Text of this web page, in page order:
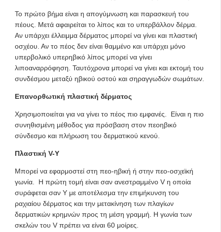
Το πρώτο βήμα είναι η απογύμνωση και παρασκευή του
πέους. Μετά αφαιρείται το λίπος και το υπερβάλλον δέρμα.
Αν υπάρχει έλλειμμα δέρματος μπορεί να γίνει και πλαστική
οσχέου. Αν το πέος δεν είναι θαμμένο και υπάρχει μόνο
υπερβολικό υπερηβικό λίπος μπορεί να γίνει
λιποαναρρόφηση. Ταυτόχρονα μπορεί να γίνει και εκτομή του
συνδέσμου μεταξύ ηβικού οστού και σηραγγωδών σωμάτων.
Επανορθωτική πλαστική δέρματος
Χρησιμοποιείται για να γίνει το πέος πιο εμφανές. Είναι η πιο
συνηθισμένη μέθοδος για πρόσβαση στον πεοηβικό
σύνδεσμο και πλήρωση του δερματικού κενού.
Πλαστική V-Y
Μπορεί να εφαρμοστεί στη πεο-ηβική ή στην πεο-οσχεϊκή
γωνία. Η πρώτη τομή είναι σαν ανεστραμμένο V η οποία
συράφεται σαν Y με αποτέλεσμα την επιμήκυνση του
ραχιαίου δέρματος και την μετακίνηση των πλαγίων
δερματικών κρημνών προς τη μέση γραμμή. Η γωνία των
σκελών του V πρέπει να είναι 60 μοίρες.